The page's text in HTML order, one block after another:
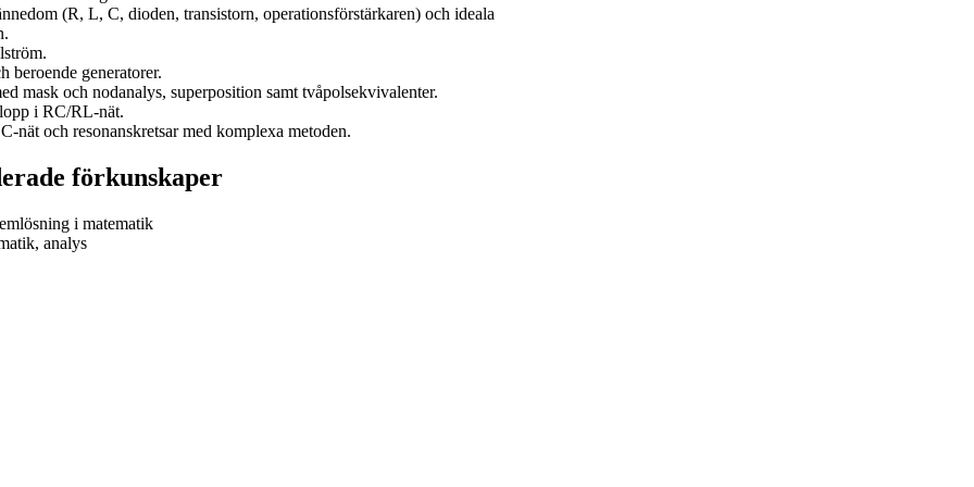
(R, L, C, dioden, transistorn, operationsförstärkaren) och ideala
beroende generatorer.
mask och nodanalys, superposition samt tvåpolsekvivalenter.
i RC/RL-nät.
nät och resonanskretsar med komplexa metoden.
förkunskaper
i matematik
analys